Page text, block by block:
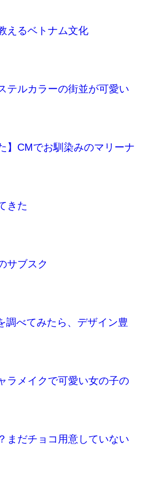
えるベトナム文化
テルカラーの街並が可愛い
】CMでお馴染みのマリーナ
きた
サブスク
調べてみたら、デザイン豊
ラメイクで可愛い女の子の
まだチョコ用意していない